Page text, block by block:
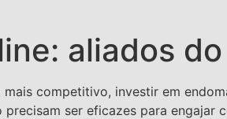
aliados
competitivo, investir em
ser eficazes para engajar